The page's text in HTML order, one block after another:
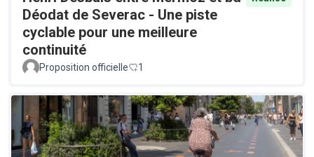
Déodat de Severac - Une piste
cyclable pour une meilleure
continuité
Proposition officielle 1